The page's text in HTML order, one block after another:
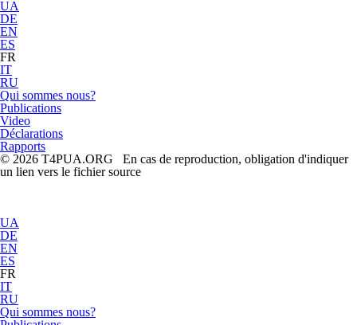
UA
DE
EN
ES
FR
IT
RU
Qui sommes nous?
Publications
Video
Déclarations
Rapports
© 2026 T4PUA.ORG En cas de reproduction, obligation d'indiquer
un lien vers le fichier source
UA
DE
EN
ES
FR
IT
RU
Qui sommes nous?